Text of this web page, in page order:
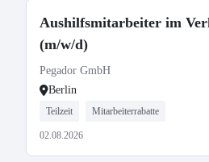
Aushilfsmitarbeiter im
(m/w/d)
Pegador GmbH
Berlin
Teilzeit Mitarbeiterrabatte
02.08.2026